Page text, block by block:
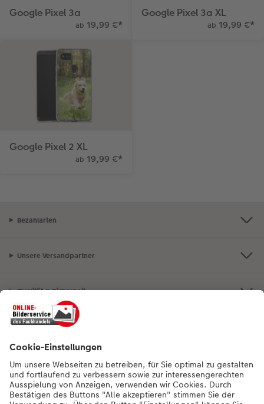
Google Pixel 3a
ab 19,99 €*
Google Pixel 3a XL
ab 19,99 €*
Google Pixel 2 XL
ab 19,99 €*
Bezahlarten
Unsere Versandpartner
Qualität & Sicherheit
Nachhaltigkeit bei CEWE
Mein Fotoservice
Informationen